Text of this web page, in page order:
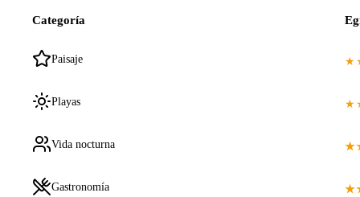
Categoría
Paisaje
Playas
Vida nocturna
Gastronomía